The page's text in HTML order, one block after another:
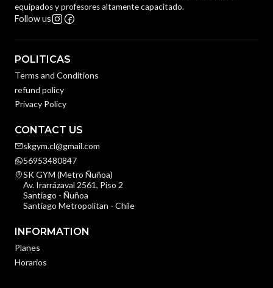
equipados y profesores altamente capacitado.
Follow us
POLITICAS
Terms and Conditions
refund policy
Privacy Policy
CONTACT US
skgym.cl@gmail.com
56953480847
SK GYM (Metro Ñuñoa)
Av. Irarrázaval 2561, Piso 2
Santiago - Ñuñoa
Santiago Metropolitan - Chile
INFORMATION
Planes
Horarios